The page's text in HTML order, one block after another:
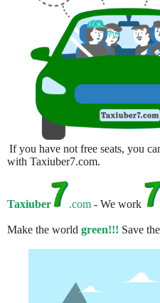
If you have not free seats, you
with Taxiuber7.com.
Taxiuber .com - We work
Make the world green!!! Save